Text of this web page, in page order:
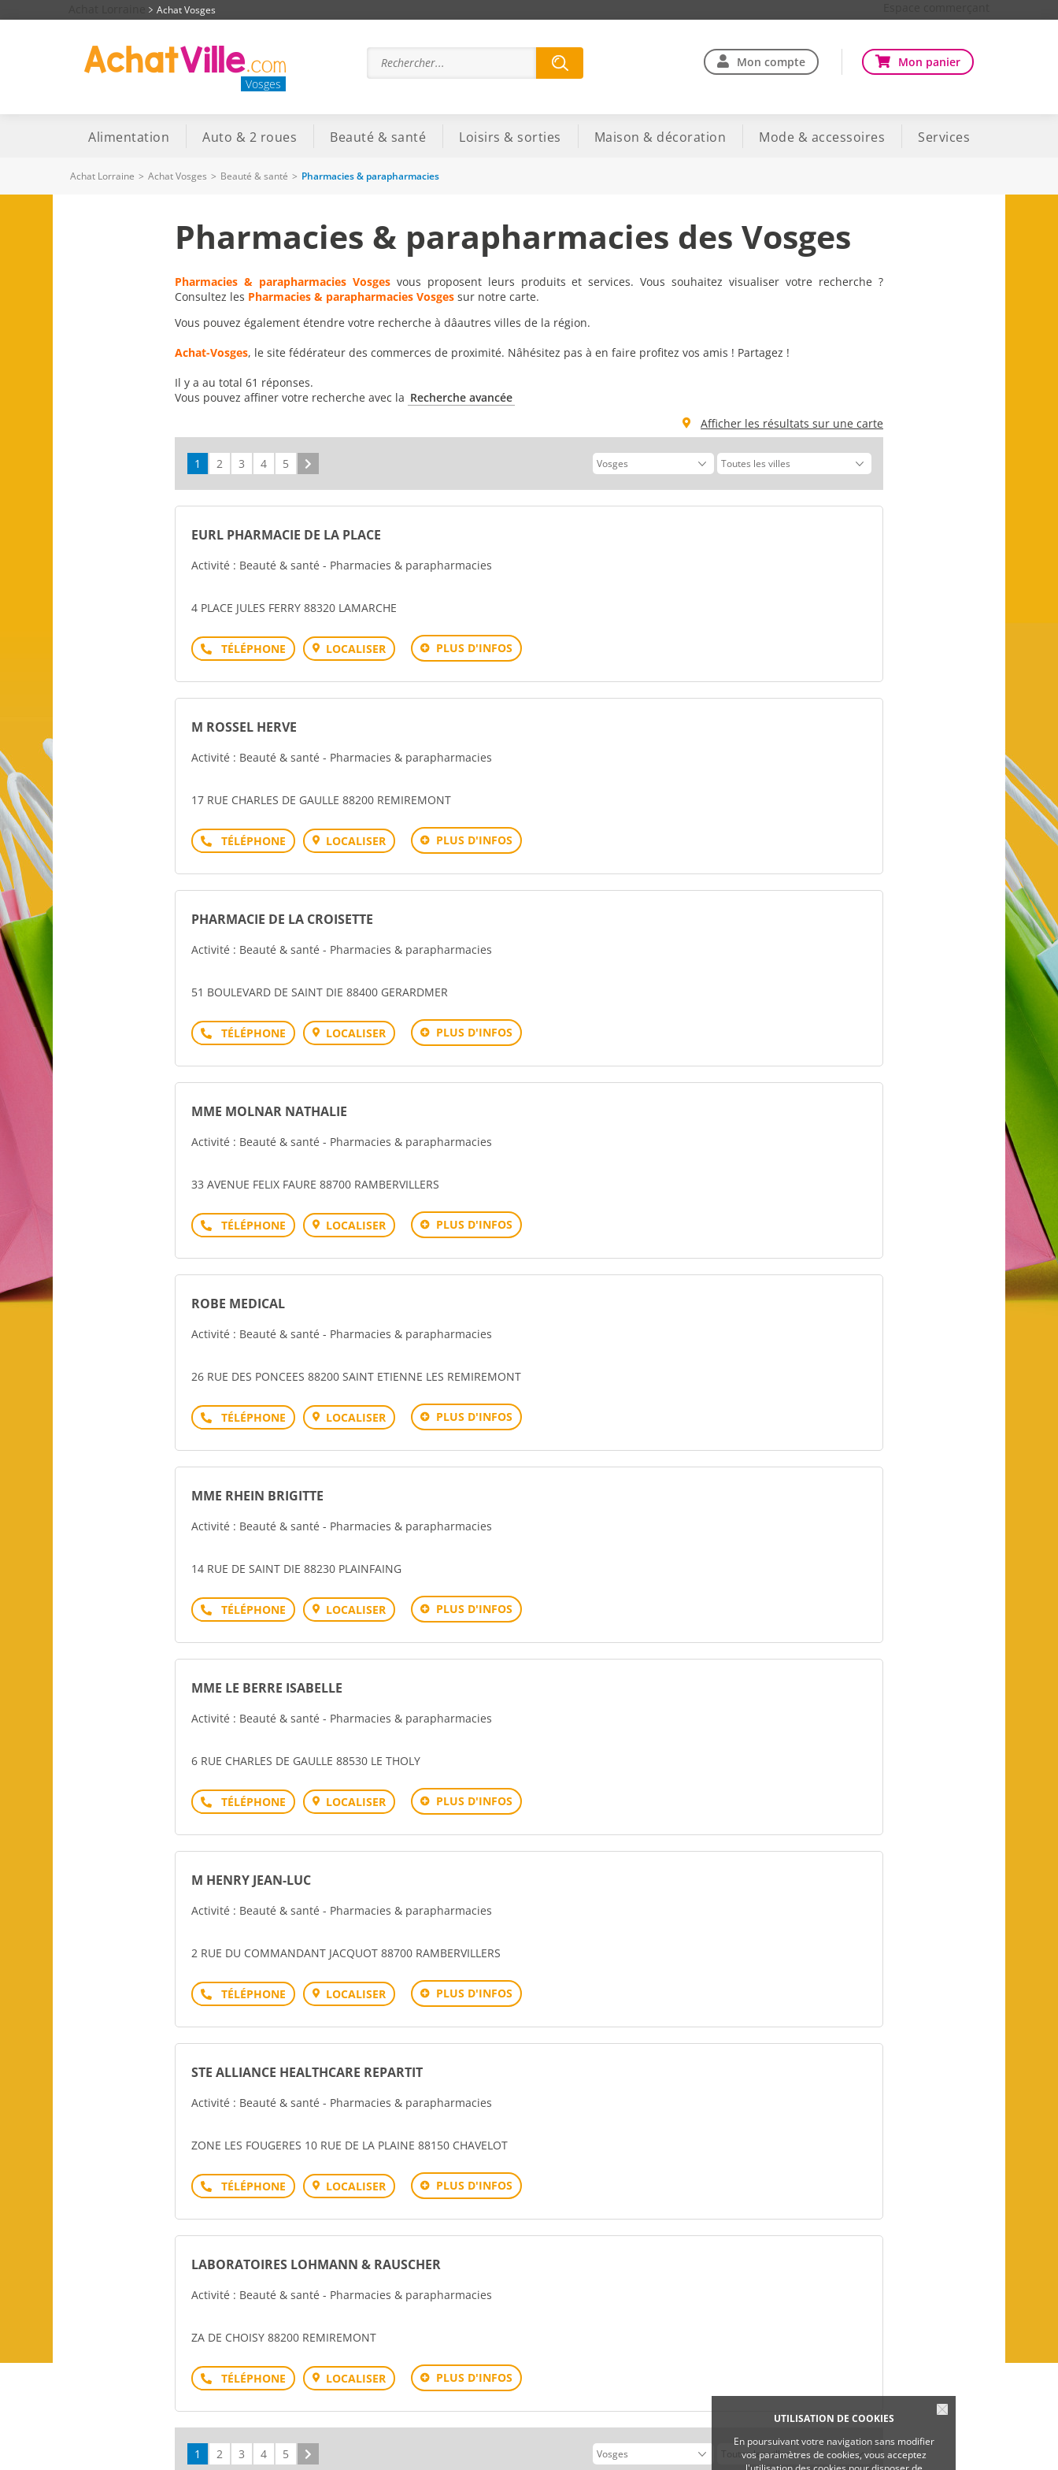
UTILISATION DE COOKIES
En poursuivant votre navigation sans modifier
vos paramètres de cookies, vous acceptez
Achat Vosges
Vosges
Mon compte Mon panier
Alimentation Auto & 2 roues Beauté & santé Loisirs & sorties Maison & décoration Mode & accessoires Services
Achat Lorraine > Achat Vosges > Beauté & santé > Pharmacies & parapharmacies
Pharmacies & parapharmacies des Vosges
Pharmacies & parapharmacies Vosgesvous proposent leurs produits et services. Vous souhaitez visualiser votre recherche ?
Consultez les Pharmacies & parapharmacies Vosges sur notre carte.
Vous pouvez également étendre votre recherche à dâautres villes de la région.
Achat-Vosges, le site fédérateur des commerces de proximité. Nâhésitez pas à en faire profitez vos amis ! Partagez !
Il y a au total 61 réponses.
Vous pouvez affiner votre recherche avec la Recherche avancée
Afficher les résultats sur une carte
1 2 3 4 5
EURL PHARMACIE DE LA PLACE
Activité : Beauté & santé - Pharmacies & parapharmacies
4 PLACE JULES FERRY 88320 LAMARCHE
Téléphone LOCALISER PLUS D'INFOS
M ROSSEL HERVE
Activité : Beauté & santé - Pharmacies & parapharmacies
17 RUE CHARLES DE GAULLE 88200 REMIREMONT
Téléphone LOCALISER PLUS D'INFOS
PHARMACIE DE LA CROISETTE
Activité : Beauté & santé - Pharmacies & parapharmacies
51 BOULEVARD DE SAINT DIE 88400 GERARDMER
Téléphone LOCALISER PLUS D'INFOS
MME MOLNAR NATHALIE
Activité : Beauté & santé - Pharmacies & parapharmacies
33 AVENUE FELIX FAURE 88700 RAMBERVILLERS
Téléphone LOCALISER PLUS D'INFOS
ROBE MEDICAL
Activité : Beauté & santé - Pharmacies & parapharmacies
26 RUE DES PONCEES 88200 SAINT ETIENNE LES REMIREMONT
Téléphone LOCALISER PLUS D'INFOS
MME RHEIN BRIGITTE
Activité : Beauté & santé - Pharmacies & parapharmacies
14 RUE DE SAINT DIE 88230 PLAINFAING
Téléphone LOCALISER PLUS D'INFOS
MME LE BERRE ISABELLE
Activité : Beauté & santé - Pharmacies & parapharmacies
6 RUE CHARLES DE GAULLE 88530 LE THOLY
Téléphone LOCALISER PLUS D'INFOS
M HENRY JEAN-LUC
Activité : Beauté & santé - Pharmacies & parapharmacies
2 RUE DU COMMANDANT JACQUOT 88700 RAMBERVILLERS
Téléphone LOCALISER PLUS D'INFOS
STE ALLIANCE HEALTHCARE REPARTIT
Activité : Beauté & santé - Pharmacies & parapharmacies
ZONE LES FOUGERES 10 RUE DE LA PLAINE 88150 CHAVELOT
Téléphone LOCALISER PLUS D'INFOS
LABORATOIRES LOHMANN & RAUSCHER
Activité : Beauté & santé - Pharmacies & parapharmacies
ZA DE CHOISY 88200 REMIREMONT
Téléphone LOCALISER PLUS D'INFOS
1 2 3 4 5